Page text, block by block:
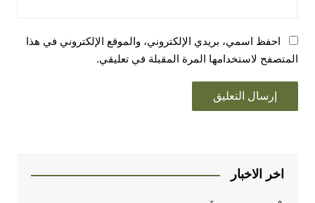
احفظ اسمي، بريدي الإلكتروني، والموقع الإلكتروني في هذا
المتصفح لاستخدامها المرة المقبلة في تعليقي.
اخر الاخبار